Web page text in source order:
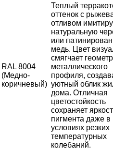
RAL 8004
(Медно-
коричневый)
Теплый
оттенок с
отливом
натуральную
или
медь. Цвет
смягчает
металлического
профиля,
уютный облик
дома. Отличная
цветостойкость
сохраняет
пигмента даже в
условиях резких
температурных
колебаний.